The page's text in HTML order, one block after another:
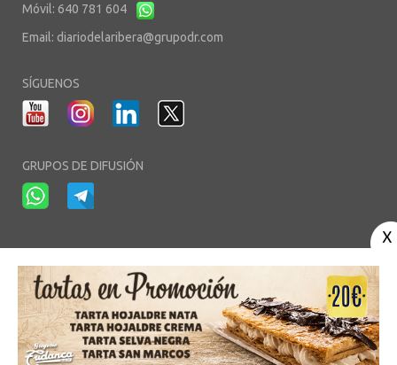
Móvil: 640 781 604
Email: diariodelaribera@grupodr.com
SÍGUENOS
GRUPOS DE DIFUSIÓN
Aviso Legal -Política de Privacidad-Política de Cookies-Área privada